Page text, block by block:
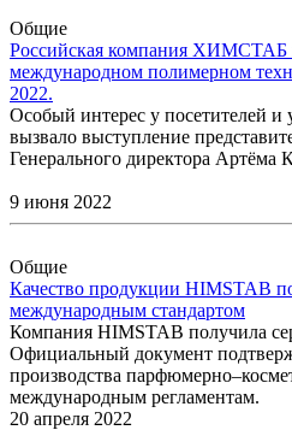
Общие
Российская компания ХИМСТАБ
международном полимерном
2022.
Особый интерес у посетителей и
вызвало выступление
Генерального директора Артёма
9 июня 2022
Общие
Качество продукции HIMSTAB
международным стандартом
Компания HIMSTAB получила
Официальный документ
производства
международным регламентам.
20 апреля 2022